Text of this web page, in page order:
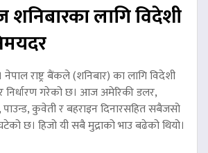
लागि विदेशी
राष्ट्र बैंकले (शनिबार) का लागि विदेशी
निर्धारण गरेको छ। आज अमेरिकी डलर,
पाउन्ड, कुवेती र बहराइन दिनारसहित सबैजसो
छ। हिजो यी सबै मुद्राको भाउ बढेको थियो।